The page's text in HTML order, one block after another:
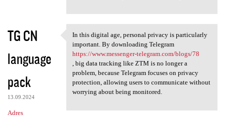
TG CN
language
pack
13.09.2024
Adres
In this digital age, personal
In this digital age, personal privacy is particularly
important. By downloading Telegram
https://www.messenger-telegram.com/blogs/78
, big data tracking like ZTM is no longer a
problem, because Telegram focuses on privacy
protection, allowing users to communicate without
worrying about being monitored.